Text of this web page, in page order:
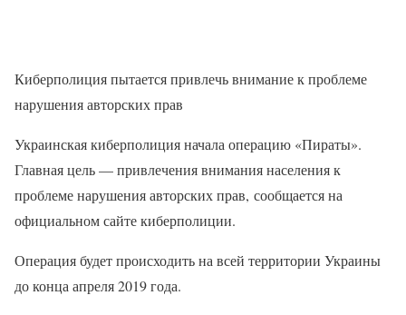
Киберполиция пытается привлечь внимание к проблеме
нарушения авторских прав
Украинская киберполиция начала операцию «Пираты».
Главная цель — привлечения внимания населения к
проблеме нарушения авторских прав, сообщается на
официальном сайте киберполиции.
Операция будет происходить на всей территории Украины
до конца апреля 2019 года.